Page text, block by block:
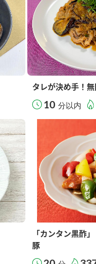
タレが決め手！
10 分以内
「カンタン黒酢
豚